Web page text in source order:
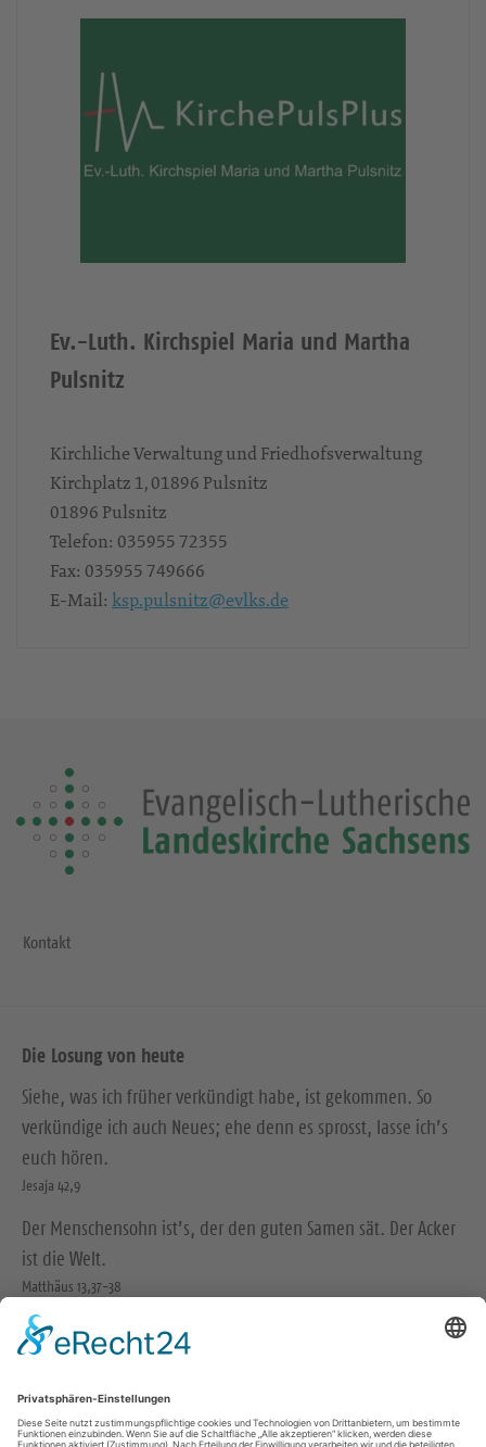
Ev.-Luth. Kirchspiel Maria und Martha
Pulsnitz
Kirchliche Verwaltung und Friedhofsverwaltung
Kirchplatz 1, 01896 Pulsnitz
01896 Pulsnitz
Telefon: 035955 72355
Fax: 035955 749666
E-Mail: ksp.pulsnitz@evlks.de
Kontakt
Die Losung von heute
Siehe, was ich früher verkündigt habe, ist gekommen. So
verkündige ich auch Neues; ehe denn es sprosst, lasse ich’s
euch hören.
Jesaja 42,9
Der Menschensohn ist’s, der den guten Samen sät. Der Acker
ist die Welt.
Matthäus 13,37-38
© Evangelische Brüder-Unität – Herrnhuter Brüdergemeine
Weitere Informationen finden Sie hier
Wir in den sozialen Medien